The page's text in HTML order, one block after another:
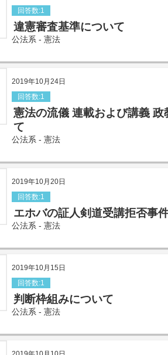
回答数:1
違憲審査基準について
公法系 - 憲法
2019年10月24日
回答数:1
憲法の流儀 連載および講義 政
て
公法系 - 憲法
2019年10月20日
回答数:1
エホバの証人剣道受講拒否事
公法系 - 憲法
2019年10月15日
回答数:1
判断枠組みについて
公法系 - 憲法